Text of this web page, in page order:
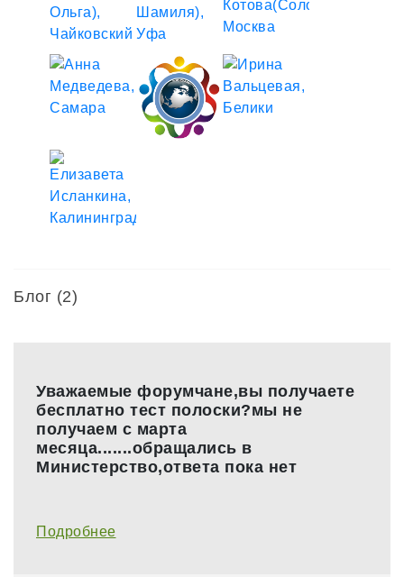
Блог (2)
Уважаемые форумчане,вы получаете
бесплатно тест полоски?мы не
получаем с марта
месяца.......обращались в
Министерство,ответа пока нет
Подробнее